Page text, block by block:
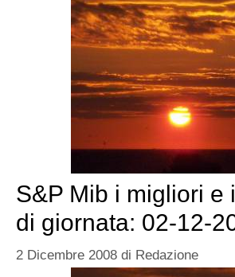
S&P Mib i migliori e
di giornata: 02-12-
2 Dicembre 2008 di Redazione